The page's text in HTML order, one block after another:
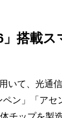
搭載
て、光通
ン」「ア